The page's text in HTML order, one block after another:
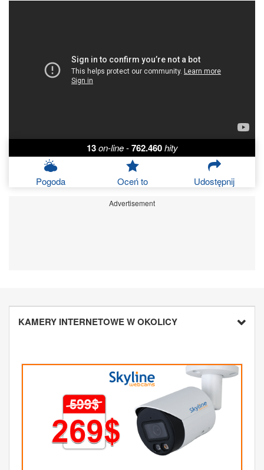
13 on-line - 762.460 hity
Pogoda Oceń to Udostępnij
Advertisement
KAMERY INTERNETOWE W OKOLICY